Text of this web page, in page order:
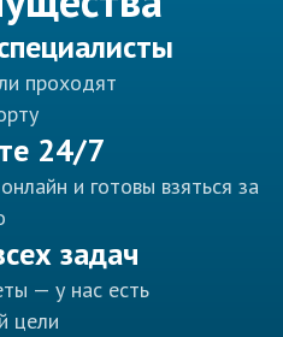
проходят
24/7
и готовы взяться за
задач
— у нас есть
цели